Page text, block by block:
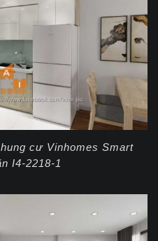
cư Vinhomes Smart
I4-2218-1